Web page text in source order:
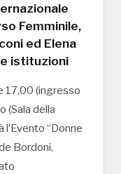
Femminile,
ed Elena
istituzioni
17,00 (ingresso
(Sala della
“Donne
Bordoni,